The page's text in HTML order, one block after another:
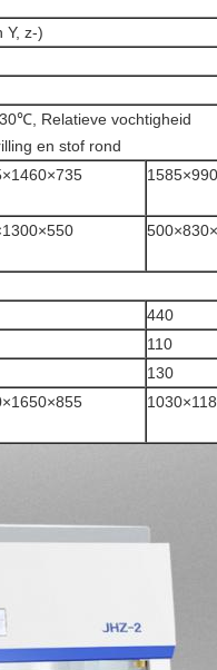
Y, z-)
Relatieve vochtigheid
en stof rond
440
110
130